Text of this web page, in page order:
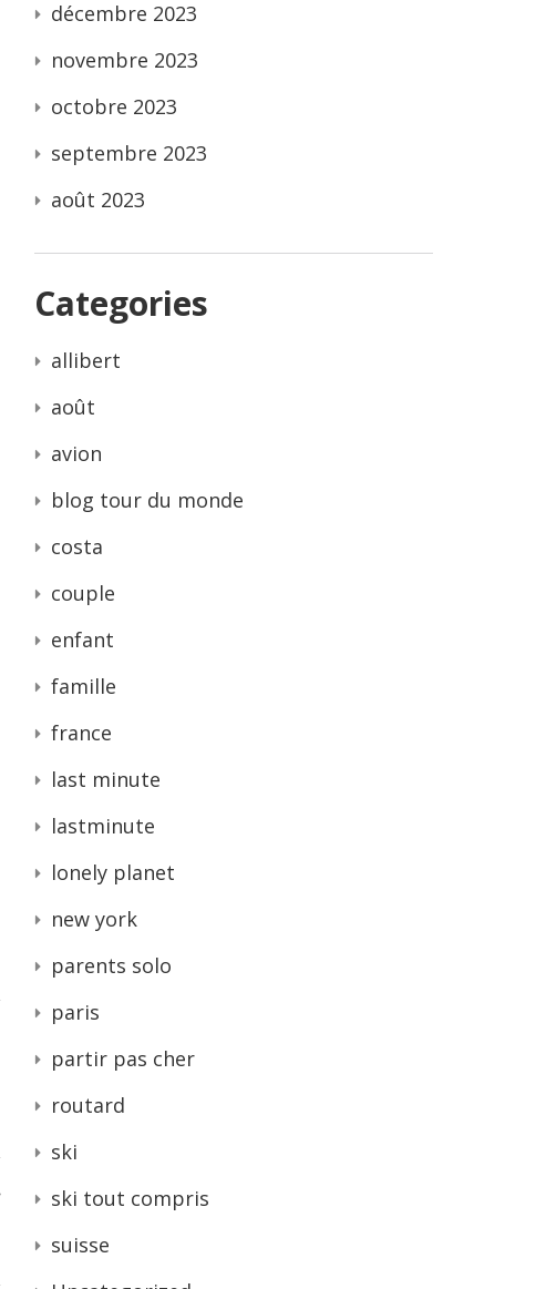
décembre 2023
novembre 2023
octobre 2023
septembre 2023
août 2023
Categories
allibert
août
avion
blog tour du monde
costa
couple
enfant
famille
france
last minute
lastminute
lonely planet
new york
parents solo
paris
partir pas cher
routard
ski
ski tout compris
suisse